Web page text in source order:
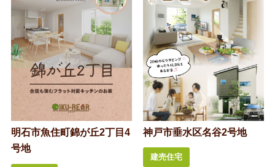
明石市魚住町錦が丘2丁目4
号地
神戸市垂水区名谷2号地
建売住宅